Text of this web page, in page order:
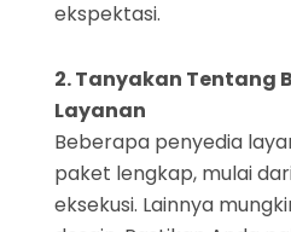
ekspektasi.
2. Tanyakan Tentang
Layanan
Beberapa penyedia
paket lengkap, mulai
eksekusi. Lainnya